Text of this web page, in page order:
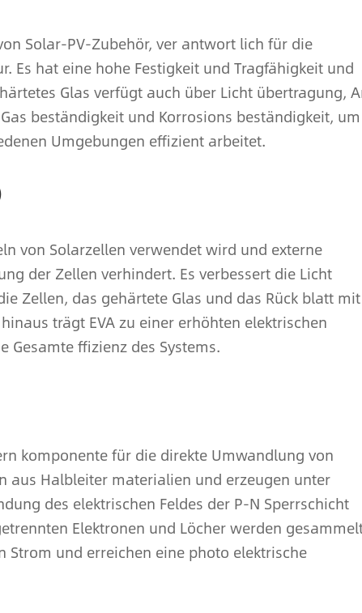
Solar-PV-Zubehör, ver antwort lich für die
Es hat eine hohe Festigkeit und Tragfähigkeit und
Glas verfügt auch über Licht übertragung,
beständigkeit und Korrosions beständigkeit, um
Umgebungen effizient arbeitet.
von Solarzellen verwendet wird und externe
der Zellen verhindert. Es verbessert die Licht
Zellen, das gehärtete Glas und das Rück blatt mit
trägt EVA zu einer erhöhten elektrischen
Gesamte ffizienz des Systems.
komponente für die direkte Umwandlung von
aus Halbleiter materialien und erzeugen unter
des elektrischen Feldes der P-N Sperrschicht
Elektronen und Löcher werden
Strom und erreichen eine photo elektrische